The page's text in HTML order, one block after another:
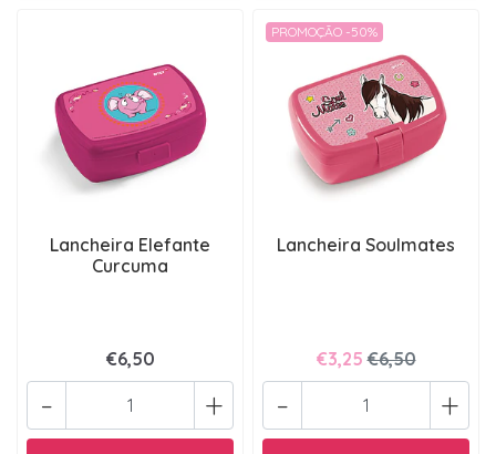
Lancheira Elefante
Curcuma
€6,50
+
-
PROMOÇÃO -50%
Lancheira Soulmates
€3,25 €6,50
+
-